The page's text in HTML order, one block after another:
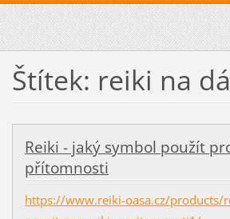
Štítek: reiki na
Reiki - jaký symbol použít
přítomnosti
https://www.reiki-oasa.cz/products/